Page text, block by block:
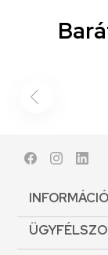
FacebookInstagram
INFORMÁCIÓ